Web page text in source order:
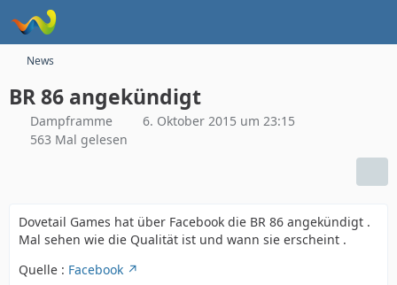
News
BR 86 angekündigt
Dampframme
6. Oktober 2015 um 23:15
563 Mal gelesen
Dovetail Games hat über Facebook die BR 86 angekündigt .
Mal sehen wie die Qualität ist und wann sie erscheint .
Quelle : Facebook